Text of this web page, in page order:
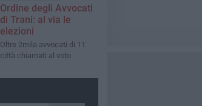
Ordine degli Avvocati
di Trani: al via le
elezioni
Oltre 2mila avvocati di 11
città chiamati al voto